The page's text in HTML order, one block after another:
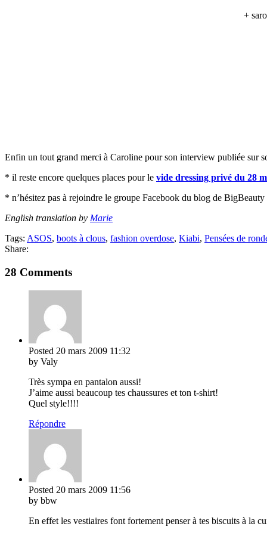
+
Enfin un tout grand merci à Caroline pour son interview publiée sur
* il reste encore quelques places pour le vide dressing privé du 28
* n’hésitez pas à rejoindre le groupe Facebook du blog de BigBeauty
English translation by Marie
Tags: ASOS, boots à clous, fashion overdose, Kiabi, Pensées de
Share:
28 Comments
Posted 20 mars 2009 11:32
by Valy
Très sympa en pantalon aussi!
J’aime aussi beaucoup tes chaussures et ton t-shirt!
Quel style!!!!
Répondre
Posted 20 mars 2009 11:56
by bbw
En effet les vestiaires font fortement penser à tes biscuits à la